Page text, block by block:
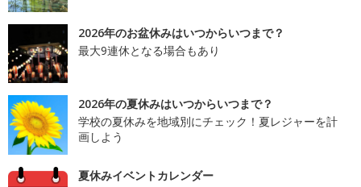
2026年のお盆休みはいつからいつまで？
最大9連休となる場合もあり
2026年の夏休みはいつからいつまで？
学校の夏休みを地域別にチェック！夏レジャーを計
画しよう
夏休みイベントカレンダー